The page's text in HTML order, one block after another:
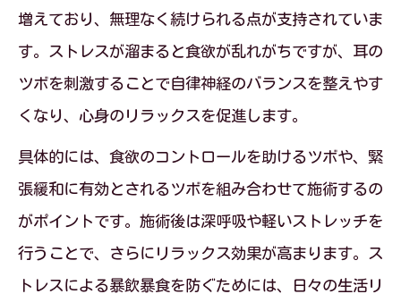
増えており、無理なく続けられる点が支持されていま
す。ストレスが溜まると食欲が乱れがちですが、耳の
ツボを刺激することで自律神経のバランスを整えやす
くなり、心身のリラックスを促進します。
具体的には、食欲のコントロールを助けるツボや、緊
張緩和に有効とされるツボを組み合わせて施術するの
がポイントです。施術後は深呼吸や軽いストレッチを
行うことで、さらにリラックス効果が高まります。ス
トレスによる暴飲暴食を防ぐためには、日々の生活リ